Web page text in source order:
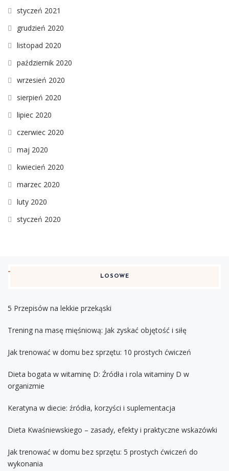
styczeń 2021
grudzień 2020
listopad 2020
październik 2020
wrzesień 2020
sierpień 2020
lipiec 2020
czerwiec 2020
maj 2020
kwiecień 2020
marzec 2020
luty 2020
styczeń 2020
LOSOWE
5 Przepisów na lekkie przekąski
Trening na masę mięśniową: Jak zyskać objętość i siłę
Jak trenować w domu bez sprzętu: 10 prostych ćwiczeń
Dieta bogata w witaminę D: Źródła i rola witaminy D w
organizmie
Keratyna w diecie: źródła, korzyści i suplementacja
Dieta Kwaśniewskiego – zasady, efekty i praktyczne wskazówki
Jak trenować w domu bez sprzętu: 5 prostych ćwiczeń do
wykonania